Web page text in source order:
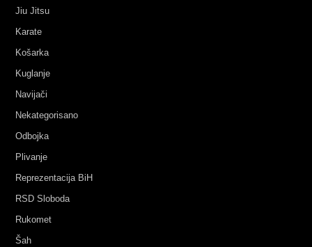
Jiu Jitsu
Karate
Košarka
Kuglanje
Navijači
Nekategorisano
Odbojka
Plivanje
Reprezentacija BiH
RSD Sloboda
Rukomet
Šah